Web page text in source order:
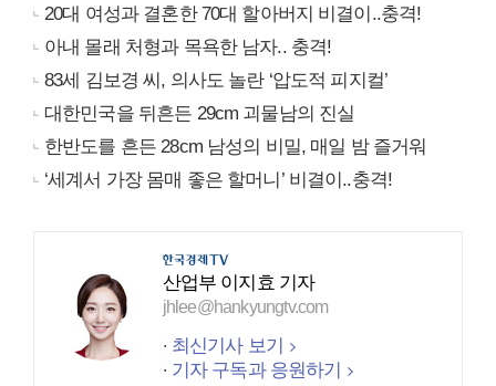
20대 여성과 결혼한 70대 할아버지 비결이..충격!
아내 몰래 처형과 목욕한 남자.. 충격!
83세 김보경 씨, 의사도 놀란 ‘압도적 피지컬’
대한민국을 뒤흔든 29cm 괴물남의 진실
한반도를 흔든 28cm 남성의 비밀, 매일 밤 즐거워
‘세계서 가장 몸매 좋은 할머니’ 비결이..충격!
산업부 이지효 기자
jhlee@hankyungtv.com
최신기사 보기
기자 구독과 응원하기